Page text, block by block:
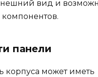
вид и
панели
корпуса может иметь